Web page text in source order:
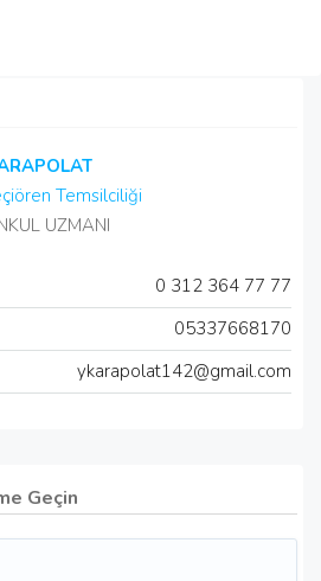
Temsilciliği
UZMANI
0 312 364 77 77
05337668170
ykarapolat142@gmail.com
Geçin